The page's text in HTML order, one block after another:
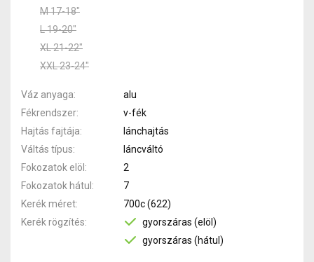
M 17-18"
L 19-20"
XL 21-22"
XXL 23-24"
Váz anyaga
alu
Fékrendszer
v-fék
Hajtás fajtája
lánchajtás
Váltás típus
láncváltó
Fokozatok elöl
2
Fokozatok hátul
7
Kerék méret
700c (622)
Kerék rögzítés
gyorszáras (elöl)
gyorszáras (hátul)